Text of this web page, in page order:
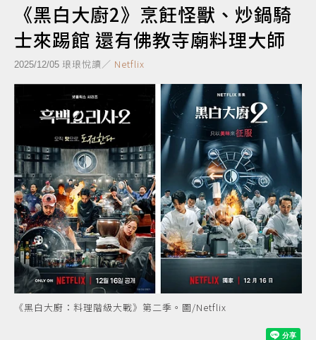
《黑白大廚2》烹飪怪獸、炒鍋騎
士來踢館 還有佛教寺廟料理大師
2025/12/05 琅琅悅讀／ Netflix
《黑白大廚：料理階級大戰》第二季。圖/Netflix